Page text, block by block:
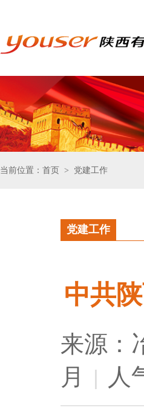
当前位置：首页 > 党建工作
党建工作
中共
来源：
月
| 人